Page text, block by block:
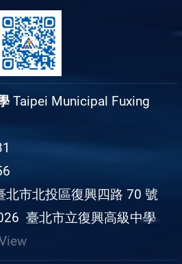
Taipei Municipal Fuxing
市北投區復興四路 70 號
臺北市立復興高級中學